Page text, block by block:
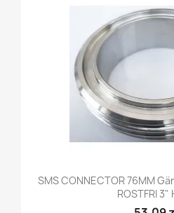
SMS CONNECTOR 76MM
ROSTFRI 3"